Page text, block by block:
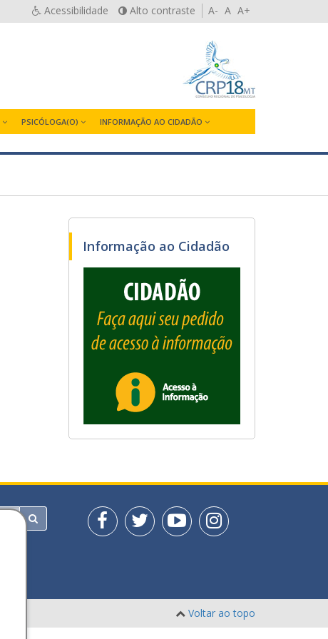
Acessibilidade Alto contraste A- A A+
PSICÓLOGA(O) INFORMAÇÃO AO CIDADÃO
Informação ao Cidadão
Voltar ao topo